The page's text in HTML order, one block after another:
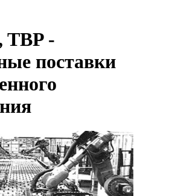
TBP -
поставки